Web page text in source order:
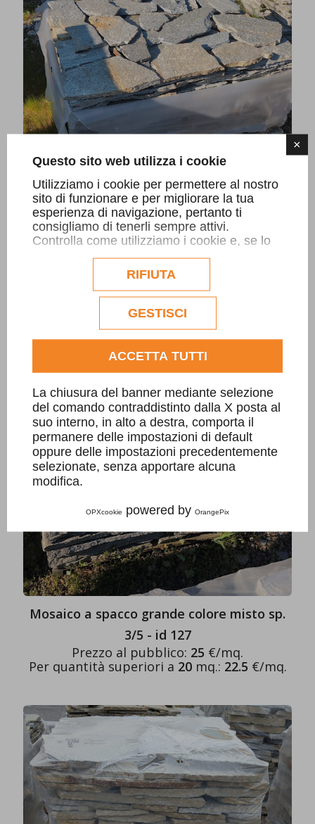
×
Questo sito web utilizza i cookie
Utilizziamo i cookie per permettere al nostro
sito di funzionare e per migliorare la tua
esperienza di navigazione, pertanto ti
consigliamo di tenerli sempre attivi.
Controlla come utilizziamo i cookie e, se lo
desideri, personalizzane la configurazione.
Eventuali cookie di profilazione o
commerciali verranno utilizzati
esclusivamente previa acquisizione del
consenso dell'utente.
Consulta l'informativa cookie completa.
RIFIUTA
GESTISCI
ACCETTA TUTTI
La chiusura del banner mediante selezione
del comando contraddistinto dalla X posta al
suo interno, in alto a destra, comporta il
permanere delle impostazioni di default
oppure delle impostazioni precedentemente
selezionate, senza apportare alcuna
modifica.
OPXcookie powered by OrangePix
Mosaico a spacco colore misto sp. 1/2
sottile - id 178
Prezzo al pubblico:21€/mq.
Per quantità superiori a
Mosaico a spacco grande colore misto sp.
3/5 - id 127
Prezzo al pubblico: 25 €/mq.
Per quantità superiori a 20mq.: 22.5 €/mq.